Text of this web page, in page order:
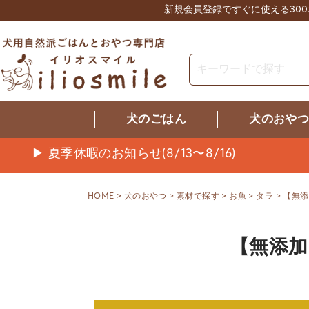
新規会員登録ですぐに使える
犬のごはん 犬のおやつ
▶ 夏季休暇のお知らせ(8/13〜8/16)
HOME 犬のおやつ 素材で探す お魚 タラ 【無
【無添